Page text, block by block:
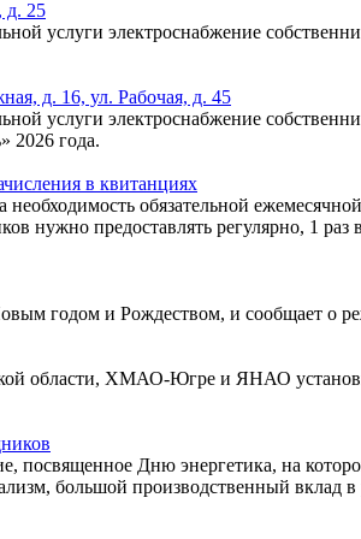
д. 25
услуги электроснабжение
д. 16, ул. Рабочая, д. 45
услуги электроснабжение
2026 года.
в квитанциях
обязательной
нужно предоставлять регулярно, 1
годом и Рождеством, и сообщает о
области, ХМАО-Югре и ЯНАО
посвященное Дню энергетика, на
большой производственный вклад